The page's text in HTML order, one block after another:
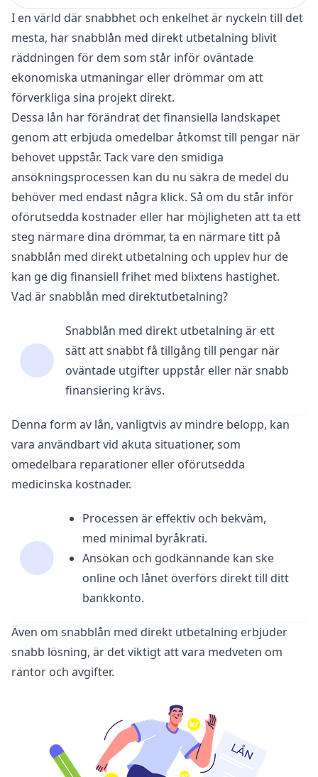
I en värld där snabbhet och enkelhet är nyckeln till det
mesta, har snabblån med direkt utbetalning blivit
räddningen för dem som står inför oväntade
ekonomiska utmaningar eller drömmar om att
förverkliga sina projekt direkt.
Dessa lån har förändrat det finansiella landskapet
genom att erbjuda omedelbar åtkomst till pengar när
behovet uppstår. Tack vare den smidiga
ansökningsprocessen kan du nu säkra de medel du
behöver med endast några klick. Så om du står inför
oförutsedda kostnader eller har möjligheten att ta ett
steg närmare dina drömmar, ta en närmare titt på
snabblån med direkt utbetalning och upplev hur de
kan ge dig finansiell frihet med blixtens hastighet.
Vad är snabblån med direktutbetalning?
Snabblån med direkt utbetalning är ett
sätt att snabbt få tillgång till pengar när
oväntade utgifter uppstår eller när snabb
finansiering krävs.
Denna form av lån, vanligtvis av mindre belopp, kan
vara användbart vid akuta situationer, som
omedelbara reparationer eller oförutsedda
medicinska kostnader.
Processen är effektiv och bekväm,
med minimal byråkrati.
Ansökan och godkännande kan ske
online och lånet överförs direkt till ditt
bankkonto.
Även om snabblån med direkt utbetalning erbjuder
snabb lösning, är det viktigt att vara medveten om
räntor och avgifter.